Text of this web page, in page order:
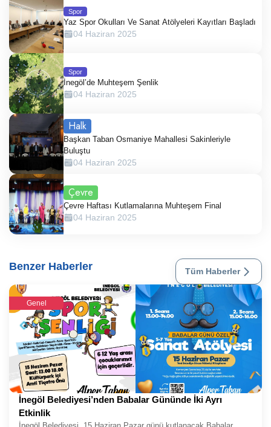
Spor
Yaz Spor Okulları Ve Sanat Atölyeleri Kayıtları Başladı
04 Haziran 2025
Spor
İnegöl’de Muhteşem Şenlik
04 Haziran 2025
Halk
Başkan Taban Osmaniye Mahallesi Sakinleriyle
Buluştu
04 Haziran 2025
Çevre
Çevre Haftası Kutlamalarına Muhteşem Final
04 Haziran 2025
Benzer Haberler Tüm Haberler
Genel
İnegöl Belediyesi’nden Babalar Gününde İki Ayrı
Etkinlik